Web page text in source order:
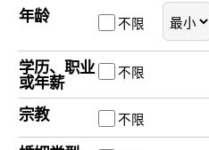
年龄 不限
学历、职业
或年薪
不限
宗教 不限